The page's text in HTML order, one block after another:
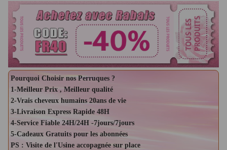
Pourquoi Choisir nos Perruques ?
1-Meilleur Prix , Meilleur qualité
2-Vrais cheveux humains 20ans de vie
3-Livraison Express Rapide 48H
4-Service Fiable 24H/24H -7jours/7jours
5-Cadeaux Gratuits pour les abonnées
PS : Visite de l'Usine accopagnée sur place